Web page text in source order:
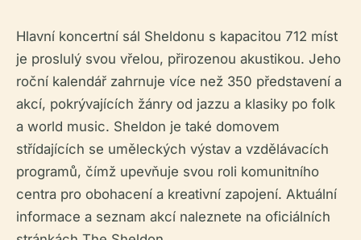
Hlavní koncertní sál Sheldonu s kapacitou 712 míst
je proslulý svou vřelou, přirozenou akustikou. Jeho
roční kalendář zahrnuje více než 350 představení a
akcí, pokrývajících žánry od jazzu a klasiky po folk
a world music. Sheldon je také domovem
střídajících se uměleckých výstav a vzdělávacích
programů, čímž upevňuje svou roli komunitního
centra pro obohacení a kreativní zapojení. Aktuální
informace a seznam akcí naleznete na oficiálních